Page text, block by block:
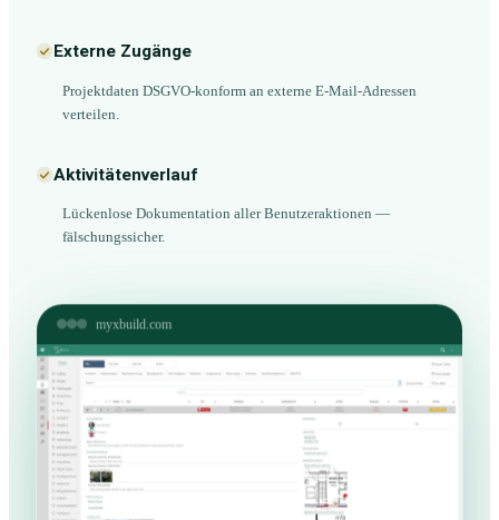
Externe Zugänge
Projektdaten DSGVO-konform an externe E-Mail-Adressen
verteilen.
Aktivitätenverlauf
Lückenlose Dokumentation aller Benutzeraktionen —
fälschungssicher.